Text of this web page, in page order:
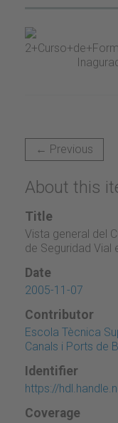
← Previous
About this
Title
Vista general del
de Seguridad Vial
Date
2005-11-07
Contributor
Escola Tècnica
Canals i Ports de
Identifier
https://
Coverage